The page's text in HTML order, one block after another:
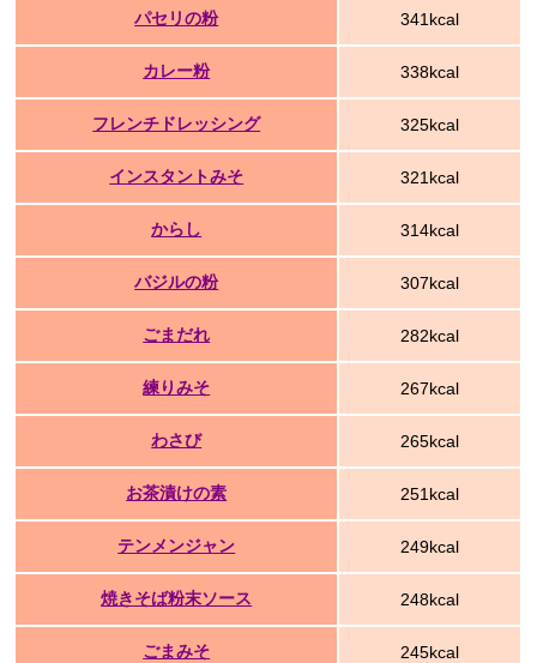
パセリの粉 341kcal
カレー粉 338kcal
フレンチドレッシング 325kcal
インスタントみそ 321kcal
からし 314kcal
バジルの粉 307kcal
ごまだれ 282kcal
練りみそ 267kcal
わさび 265kcal
お茶漬けの素 251kcal
テンメンジャン 249kcal
焼きそば粉末ソース 248kcal
ごまみそ 245kcal